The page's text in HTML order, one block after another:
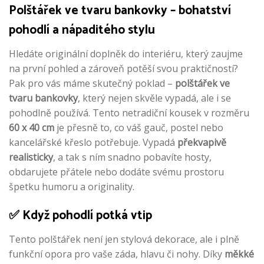
Polštářek ve tvaru bankovky – bohatství
pohodlí a nápaditého stylu
Hledáte originální doplněk do interiéru, který zaujme
na první pohled a zároveň potěší svou praktičností?
Pak pro vás máme skutečný poklad – polštářek ve
tvaru bankovky, který nejen skvěle vypadá, ale i se
pohodlně používá. Tento netradiční kousek v rozměru
60 x 40 cm je přesně to, co váš gauč, postel nebo
kancelářské křeslo potřebuje. Vypadá překvapivě
realisticky, a tak s ním snadno pobavíte hosty,
obdarujete přátele nebo dodáte svému prostoru
špetku humoru a originality.
✅ Když pohodlí potká vtip
Tento polštářek není jen stylová dekorace, ale i plně
funkční opora pro vaše záda, hlavu či nohy. Díky měkké